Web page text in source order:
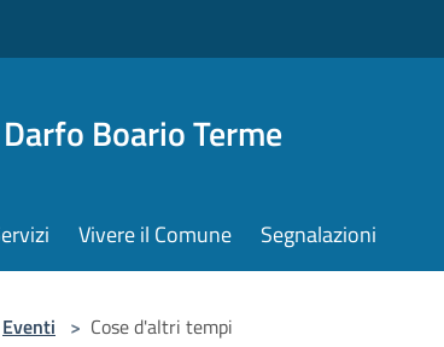
Boario Terme
Vivere il Comune Segnalazioni
Eventi > Cose d'altri tempi